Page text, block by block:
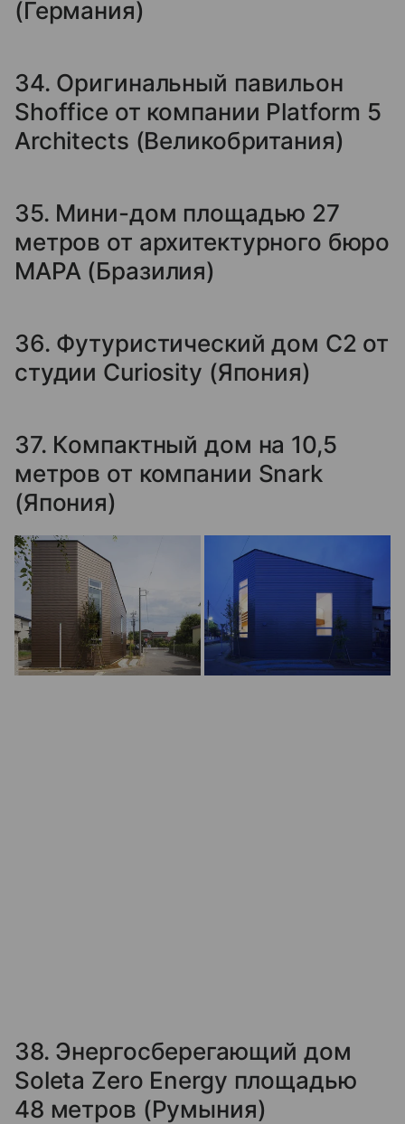
(Германия)
34. Оригинальный павильон
Shoffice от компании Platform 5
Architects (Великобритания)
35. Мини-дом площадью 27
метров от архитектурного бюро
MAPA (Бразилия)
36. Футуристический дом C2 от
студии Curiosity (Япония)
37. Компактный дом на 10,5
метров от компании Snark
(Япония)
38. Энергосберегающий дом
Sоleta Zerо Energy площадью
48 метров (Румыния)